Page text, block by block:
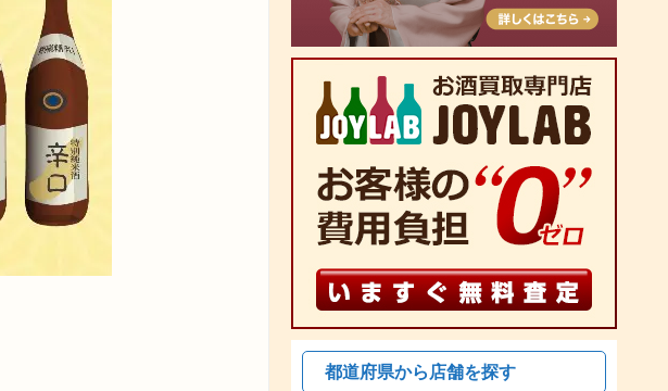
都道府県から店舗を探す